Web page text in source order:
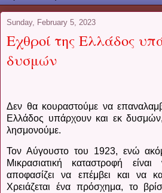
Sunday, February 5, 2023
Εχθροί της Ελλάδος
δυσμών
Δεν θα κουραστούμε να
Ελλάδος υπάρχουν και εκ
λησμονούμε.
Τον Αύγουστο του 1923, ενώ
Μικρασιατική καταστροφή
αποφασίζει να επέμβει και να
Χρειάζεται ένα πρόσχημα, το